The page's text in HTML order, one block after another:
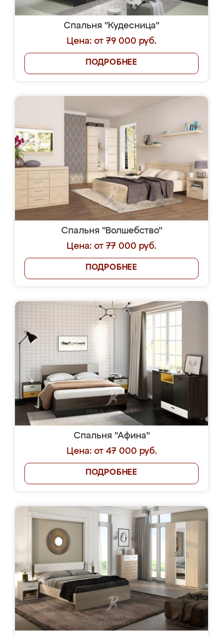
Спальня "Кудесница"
Цена: от 79 000 руб.
ПОДРОБНЕЕ
Спальня "Волшебство"
Цена: от 77 000 руб.
ПОДРОБНЕЕ
Спальня "Афина"
Цена: от 47 000 руб.
ПОДРОБНЕЕ